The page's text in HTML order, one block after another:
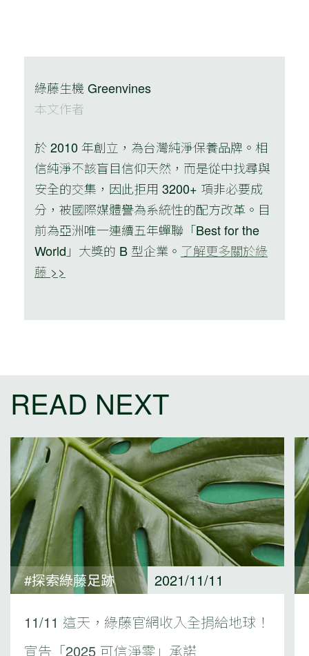
綠藤生機 Greenvines
本文作者
於 2010 年創立，為台灣純淨保養品牌。相
信純淨不該盲目信仰天然，而是從中找尋與
安全的交集，因此拒用 3200+ 項非必要成
分，被國際媒體譽為系統性的配方改革。目
前為亞洲唯一連續五年蟬聯「Best for the
World」大獎的 B 型企業。 了解更多關於綠
藤 >>
READ NEXT
#探索綠藤足跡 2021/11/11
11/11 這天，綠藤官網收入全捐給地球！
宣告「2025 可信淨零」承諾